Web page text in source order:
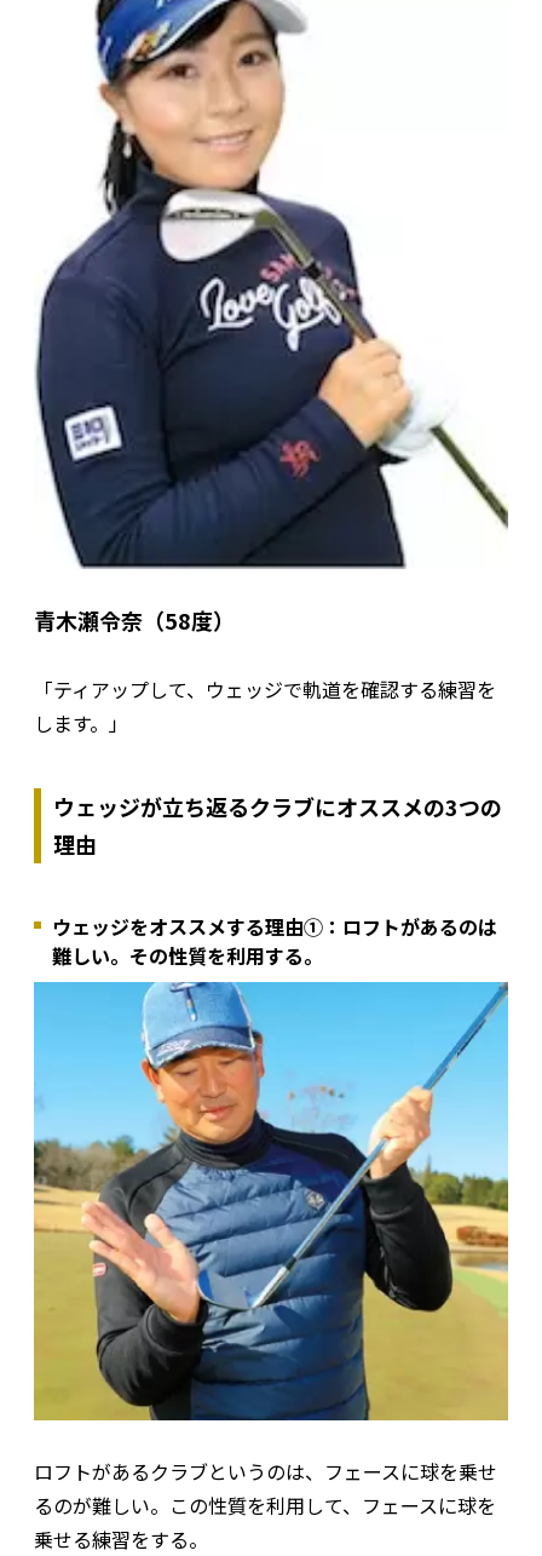
青木瀬令奈（58度）
「ティアップして、ウェッジで軌道を確認する練習を
します。」
ウェッジが立ち返るクラブにオススメの3つの
理由
ウェッジをオススメする理由①：ロフトがあるのは
難しい。その性質を利用する。
ロフトがあるクラブというのは、フェースに球を乗せ
るのが難しい。この性質を利用して、フェースに球を
乗せる練習をする。